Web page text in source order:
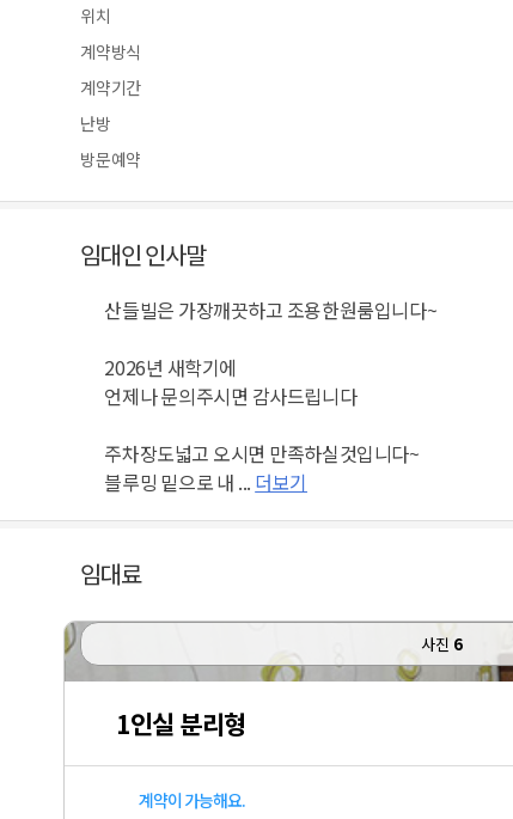
위치
계약방식
계약기간
난방
방문예약
임대인 인사말
산들빌은 가장깨끗하고 조용한원룸입니다~
2026년 새학기에
언제나 문의주시면 감사드립니다
주차장도넓고 오시면 만족하실것입니다~
블루밍 밑으로 내 ... 더보기
임대료
사진 6
1인실 분리형
계약이 가능해요.